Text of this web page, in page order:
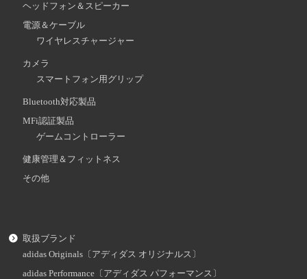
ヘッドフォン＆スピーカー
電源＆ケーブル
ワイヤレスチャージャー
カメラ
スマートフォン用グリップ
Bluetooth対応製品
MFi認証製品
ゲームコントローラー
健康管理＆フィットネス
その他
取扱ブランド
adidas Originals〔アディダス オリジナルス〕
adidas Performance〔アディダス パフォーマンス〕